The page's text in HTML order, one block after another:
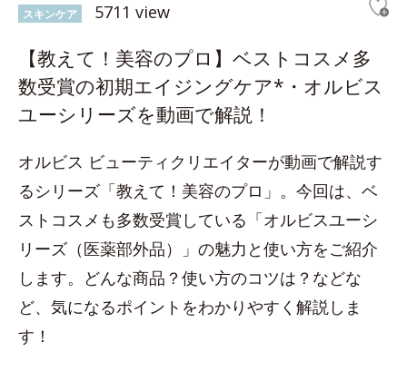
スキンケア 5711 view
【教えて！美容のプロ】ベストコスメ多
数受賞の初期エイジングケア*・オルビス
ユーシリーズを動画で解説！
オルビス ビューティクリエイターが動画で解説す
るシリーズ「教えて！美容のプロ」。今回は、ベ
ストコスメも多数受賞している「オルビスユーシ
リーズ（医薬部外品）」の魅力と使い方をご紹介
します。どんな商品？使い方のコツは？などな
ど、気になるポイントをわかりやすく解説しま
す！